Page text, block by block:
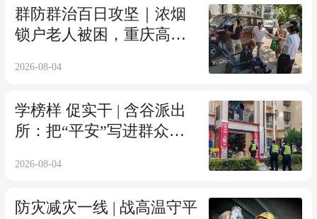
群防群治百日攻坚｜浓烟
锁户老人被困，重庆高新
2026-08-04
学榜样 促实干 | 含谷派出
所：把“平安”写进群众日
2026-08-04
防灾减灾一线 | 战高温守平